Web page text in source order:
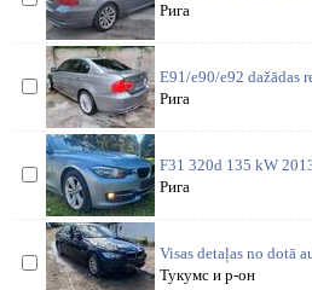
Рига
E91/e90/e92 dažādas
Рига
F31 320d 135 kW
Рига
Visas detaļas no dotā
Тукумс и р-он